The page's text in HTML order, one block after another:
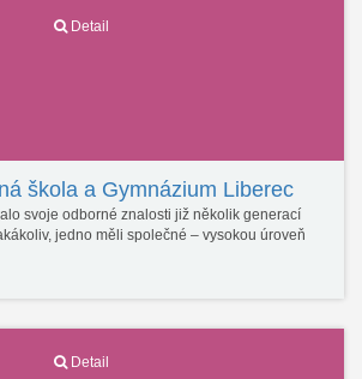
Detail
škola a Gymnázium Liberec
svoje odborné znalosti již několik generací
jedno měli společné – vysokou úroveň
Detail